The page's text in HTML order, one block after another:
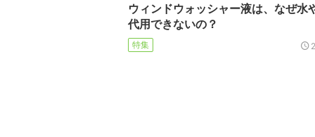
ウィンドウォッシャー液は、なぜ水
代用できないの？
特集